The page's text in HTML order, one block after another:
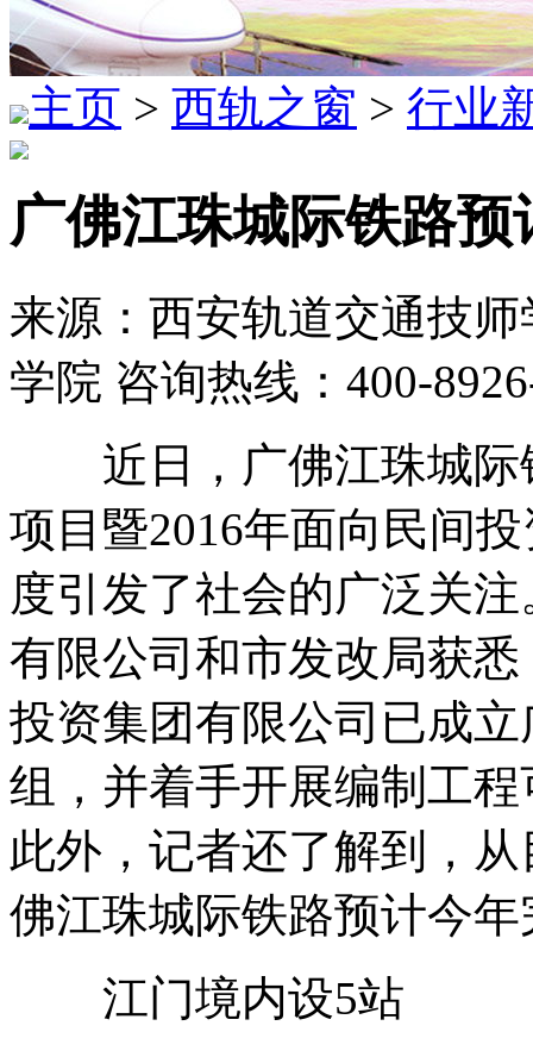
主页 > 西轨之窗 > 行业
广佛江珠城际铁路预
来源：西安轨道交通技
学院 咨询热线：400-
近日，广佛江珠城际
项目暨2016年面向民间
度引发了社会的广泛关
有限公司和市发改局获
投资集团有限公司已成
组，并着手开展编制工
此外，记者还了解到，
佛江珠城际铁路预计今
江门境内设5站